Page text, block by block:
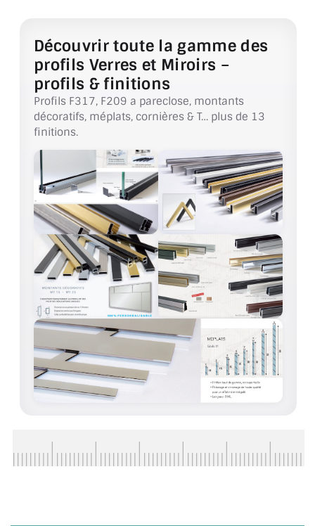
PORTE EN VERRE
GARDE CORPS EN VERRE
VERRIÈRE TYPE ATELIER
VERRES TEXTURÉS
PLEXIGLAS PMMA
DOUBLE VITRAGE
ACCESSOIRES & QUINCAILLERIE
CATALOGUE DE PROFILS ET FIXATION DU
VERRE
LES FIXATIONS POUR MIROIR
LES PROFILS PAROI DE VERRE
VITRINE EN VERRE
PLATS ET CORNIÈRES
Découvrir toute la gamme des
profils Verres et Miroirs –
profils & finitions
Profils F317, F209 a pareclose, montants
décoratifs, méplats, cornières & T… plus de 13
finitions.